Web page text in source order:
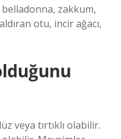
zakkum,
otu, incir ağacı,
veya tırtıklı olabilir.